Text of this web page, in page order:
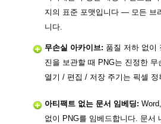
지의 표준 포맷입니다 — 모든 브
니다.
무손실 아카이브: 품질 저하 없이
진을 보관할 때 PNG는 진정한
열기 / 편집 / 저장 주기는 픽셀
아티팩트 없는 문서 임베딩:
없이 PNG를 임베드합니다. 문서